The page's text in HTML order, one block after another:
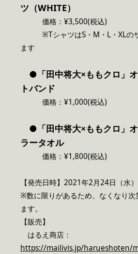
ツ（WHITE）
価格：¥3,500(税込)
※TシャツはS・M・L・XLのサ
ます
●「田中将大×ももクロ」
トバンド
価格：¥1,000(税込)
●「田中将大×ももクロ」
ラータオル
価格：¥1,800(税込)
【発売日時】2021年2月24日（水
※数に限りがあるため、なくなり次
ます。
【販売】
はるえ商店：
https://mailivis.jp/harueshoten/